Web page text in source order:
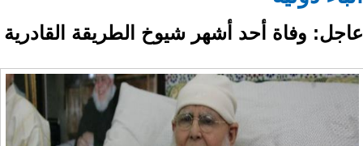
عاجل: وفاة أحد أشهر شيوخ الطريقة القادرية